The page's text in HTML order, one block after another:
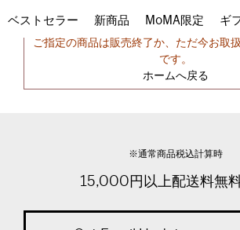
ベストセラー 新商品 MoMA限定 ギ
申し訳ございません。
ご指定の商品は販売終了か、ただ今お取
です。
ホームへ戻る
※通常商品税込計算時
15,000円以上配送料無